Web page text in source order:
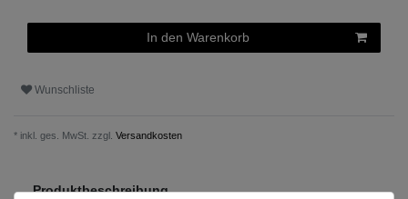
In den Warenkorb
Wunschliste
* inkl. ges. MwSt. zzgl. Versandkosten
Produktbeschreibung